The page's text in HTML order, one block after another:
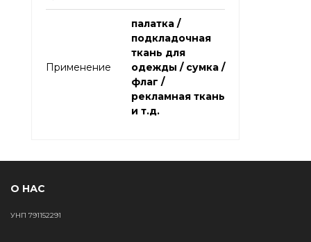
Применение
палатка /
подкладочная
ткань для
одежды / сумка /
флаг /
рекламная ткань
и т.д.
О НАС
УНП 791152291